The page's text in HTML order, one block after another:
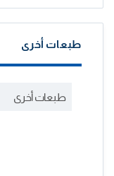
طبعات أخرى
طبعات أخرى